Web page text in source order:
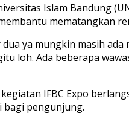
Islam Bandung
mematangkan
dua ya mungkin masih
loh. Ada beberapa
IFBC Expo
bagi pengunjung.